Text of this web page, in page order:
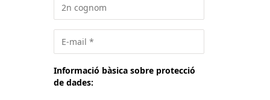
Informació bàsica sobre protecció
de dades: